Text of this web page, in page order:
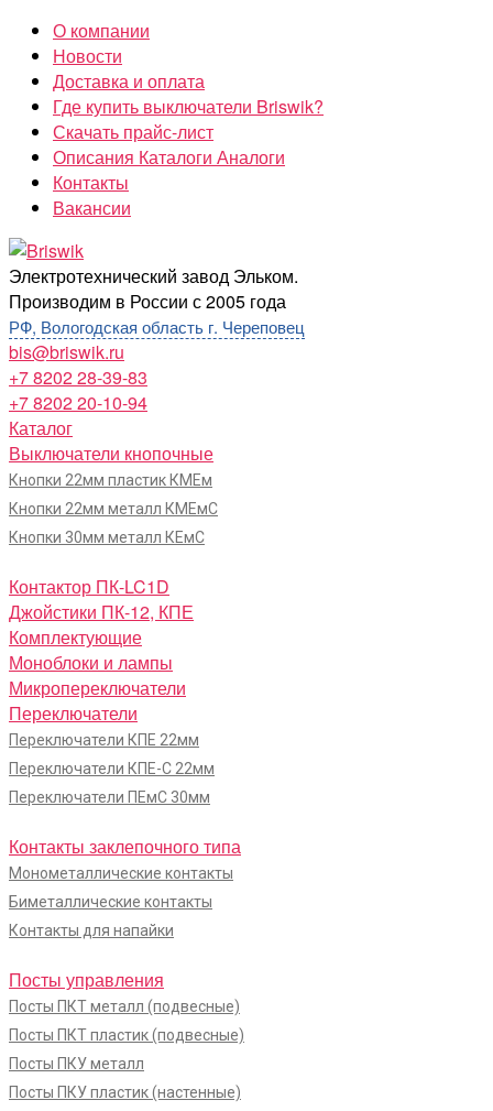
Перейти
содержимому
О компании
Новости
Доставка и оплата
Где купить выключатели Briswik?
Скачать прайс-лист
Описания Каталоги Аналоги
Контакты
Вакансии
Briswik
Электротехнический завод Эльком.
Производим в России с 2005 года
РФ, Вологодская область г. Череповец
bis@briswik.ru
+7 8202 28-39-83
+7 8202 20-10-94
Каталог
Выключатели кнопочные
Кнопки 22мм пластик КМЕм
Кнопки 22мм металл КМЕмС
Кнопки 30мм металл КЕмС
Контактор ПК-LC1D
Джойстики ПК-12, КПЕ
Комплектующие
Моноблоки и лампы
Микропереключатели
Переключатели
Переключатели КПЕ 22мм
Переключатели КПЕ-С 22мм
Переключатели ПЕмС 30мм
Контакты заклепочного типа
Монометаллические контакты
Биметаллические контакты
Контакты для напайки
Посты управления
Посты ПКТ металл (подвесные)
Посты ПКТ пластик (подвесные)
Посты ПКУ металл
Посты ПКУ пластик (настенные)